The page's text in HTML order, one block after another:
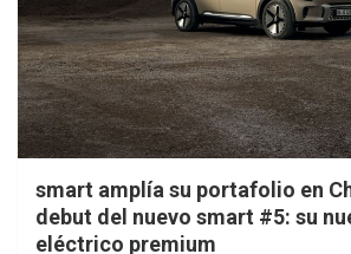
smart amplía su portafolio en
debut del nuevo smart #5: su
eléctrico premium